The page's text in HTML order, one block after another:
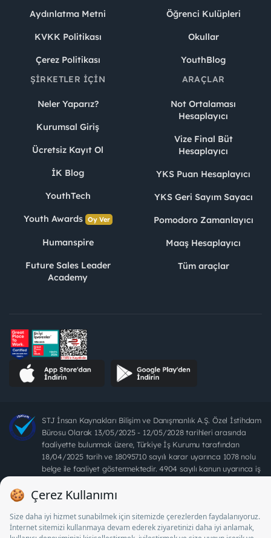
Aydınlatma Metni
KVKK Politikası
Çerez Politikası
Öğrenci Kulüpleri
Okullar
YouthBlog
ŞIRKETLER İÇIN
Neler Yaparız?
Kurumsal Giriş
Ücretsiz Kayıt Ol
İK Blog
YouthTech
Youth Awards Oy Ver
Humanspire
Future Sales Leader
Academy
ARAÇLAR
Not Ortalaması
Hesaplayıcı
Vize Final Büt
Hesaplayıcı
YKS Puan Hesaplayıcı
YKS Geri Sayım Sayacı
Pomodoro Zamanlayıcı
Maaş Hesaplayıcı
Tüm araçlar
STJ İnsan Kaynakları Bilişim ve Danışmanlık A.Ş. Özel İstihdam
Bürosu Olarak 13/05/2025 - 12/05/2028 tarihleri arasında
faaliyette bulunmak üzere, Türkiye İş Kurumu tarafından
18/04/2025 tarih ve 18095710 sayılı karar uyarınca 1078 nolu
belge ile faaliyet göstermektedir. 4904 sayılı kanun uyarınca iş